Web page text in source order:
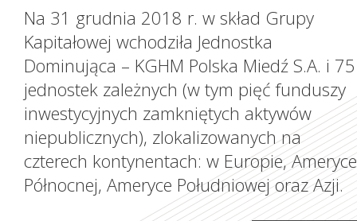
Grupa KGHM i Nasze
Otoczenie
Na 31 grudnia 2018 r. w skład Grupy
Kapitałowej wchodziła Jednostka
Dominująca – KGHM Polska Miedź S.A. i 75
jednostek zależnych (w tym pięć funduszy
inwestycyjnych zamkniętych aktywów
niepublicznych), zlokalizowanych na
czterech kontynentach: w Europie, Ameryce
Północnej, Ameryce Południowej oraz Azji.